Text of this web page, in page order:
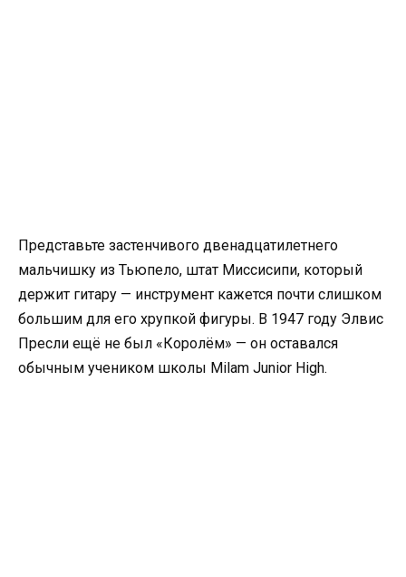
Представьте застенчивого двенадцатилетнего
мальчишку из Тьюпело, штат Миссисипи, который
держит гитару — инструмент кажется почти слишком
большим для его хрупкой фигуры. В 1947 году Элвис
Пресли ещё не был «Королём» — он оставался
обычным учеником школы Milam Junior High.